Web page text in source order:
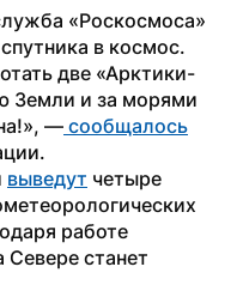
«Роскосмоса»
в космос.
две «Арктики-
Земли и за морями
— сообщалось
выведут четыре
работе
Севере станет